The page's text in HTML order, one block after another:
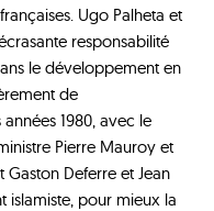
Ugo Palheta et
responsabilité
le développement en
de
1980, avec le
Pierre Mauroy et
Deferre et Jean
islamiste, pour mieux la